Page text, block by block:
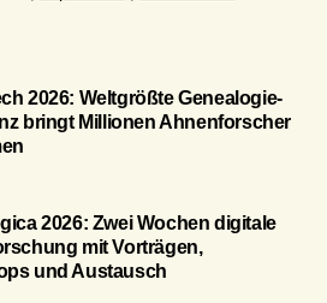
2026: Weltgrößte Genealogie-
bringt Millionen Ahnenforscher
2026: Zwei Wochen digitale
mit Vorträgen,
und Austausch